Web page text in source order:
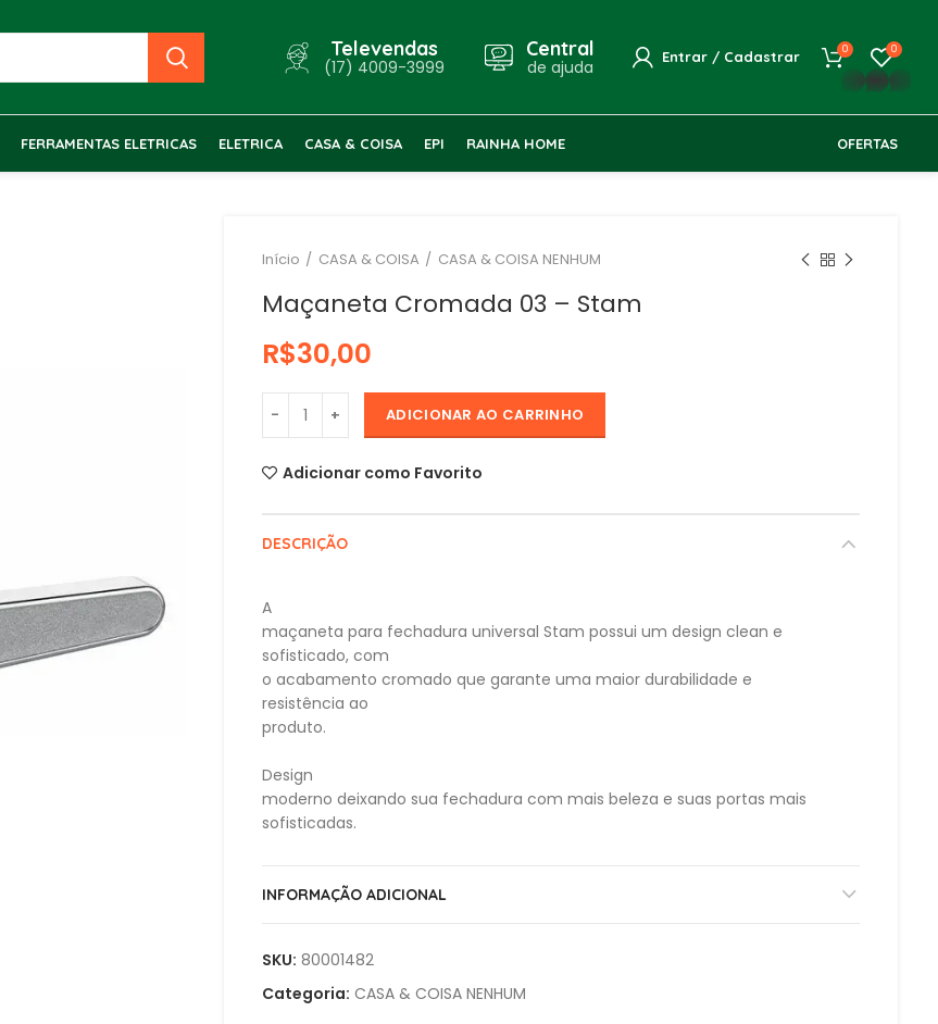
Televendas
(17) 4009-3999
Central
de ajuda Entrar / Cadastrar 0 0
FERRAMENTAS ELETRICAS ELETRICA CASA & COISA EPI RAINHA HOME OFERTAS
Início CASA & COISA CASA & COISA NENHUM
Maçaneta Cromada 03 – Stam
R$
ADICIONAR AO CARRINHO
Adicionar como Favorito
DESCRIÇÃO
A
maçaneta para fechadura universal Stam possui um design clean e
sofisticado, com
o acabamento cromado que garante uma maior durabilidade e
resistência ao
produto.
Design
moderno deixando sua fechadura com mais beleza e suas portas mais
sofisticadas.
Modelo: 03
–
Acabamento: Cromado
INFORMAÇÃO ADICIONAL
SKU: 80001482
Categoria: CASA & COISA NENHUM
whatsapp